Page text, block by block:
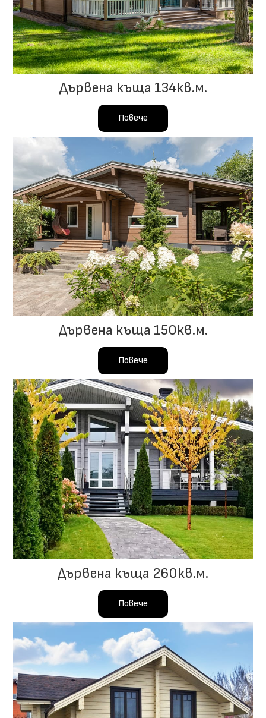
Дървена къща 134кв.м.
Повече
Дървена къща 150кв.м.
Повече
Дървена къща 260кв.м.
Повече